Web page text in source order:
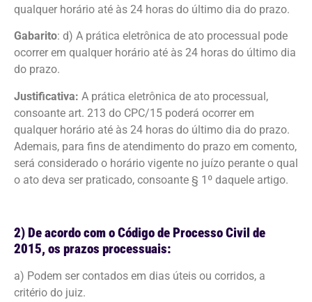
qualquer horário até às 24 horas do último dia do prazo.
Gabarito: d) A prática eletrônica de ato processual pode
ocorrer em qualquer horário até às 24 horas do último dia
do prazo.
Justificativa: A prática eletrônica de ato processual,
consoante art. 213 do CPC/15 poderá ocorrer em
qualquer horário até às 24 horas do último dia do prazo.
Ademais, para fins de atendimento do prazo em comento,
será considerado o horário vigente no juízo perante o qual
o ato deva ser praticado, consoante § 1º daquele artigo.
2) De acordo com o Código de Processo Civil de
2015, os prazos processuais:
a) Podem ser contados em dias úteis ou corridos, a
critério do juiz.